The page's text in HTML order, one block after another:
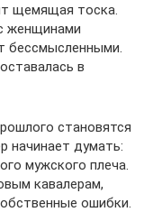
щемящая тоска.
женщинами
бессмысленными.
в
становятся
начинает думать:
мужского плеча.
кавалерам,
ошибки.